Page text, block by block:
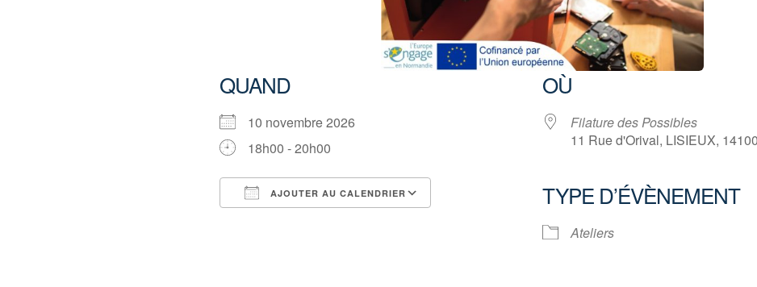
QUAND
10 novembre 2026
18h00 - 20h00
AJOUTER AU CALENDRIER
Calendrier Google
OÙ
Filature des Possibles
11 Rue d'Orival, LISIEUX, 14100
TYPE D’ÉVÈNEMENT
Ateliers